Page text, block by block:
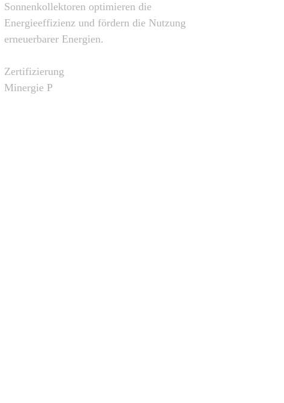
Sonnenkollektoren optimieren die
Energieeffizienz und fördern die Nutzung
erneuerbarer Energien.
Zertifizierung
Minergie P